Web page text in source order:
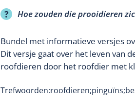
Hoe zouden die prooidieren
Bundel met informatieve versjes
Dit versje gaat over het leven van
roofdieren door het roofdier met
Trefwoorden:roofdieren;pinguïns;